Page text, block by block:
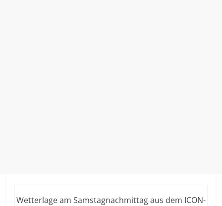
Wetterlage am Samstagnachmittag aus dem ICON-